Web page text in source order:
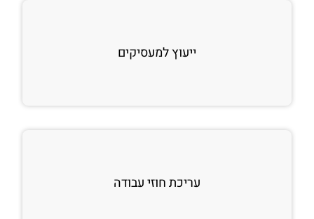
ייעוץ למעסיקים
עריכת חוזי עבודה